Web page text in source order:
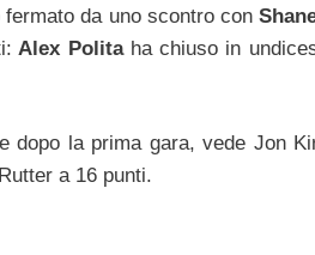
fermato da uno scontro con
Alex Politaha chiuso in
dopo la prima gara, vede Jon
a 16 punti.